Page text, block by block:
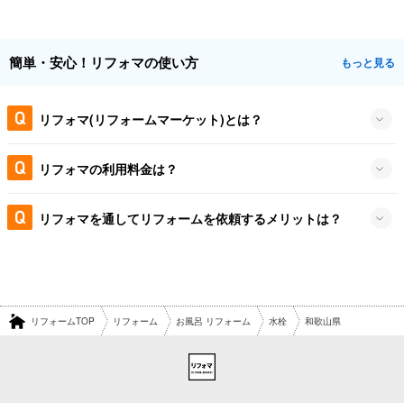
簡単・安心！リフォマの使い方 もっと見る
リフォマ(リフォームマーケット)とは？
リフォマの利用料金は？
リフォマを通してリフォームを依頼するメリットは？
リフォームTOP リフォーム お風呂 リフォーム 水栓 和歌山県